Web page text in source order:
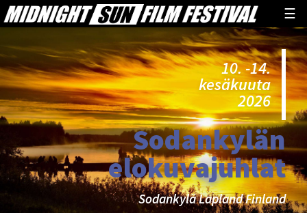
☰
10. -14.
kesäkuuta
2026
Sodankylän
elokuvajuhlat
Sodankylä Lapland Finland